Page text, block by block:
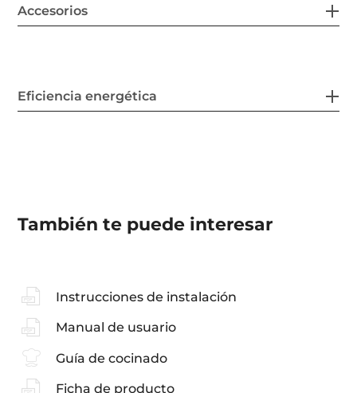
Accesorios
Eficiencia energética
También te puede interesar
Instrucciones de instalación
Manual de usuario
Guía de cocinado
Ficha de producto